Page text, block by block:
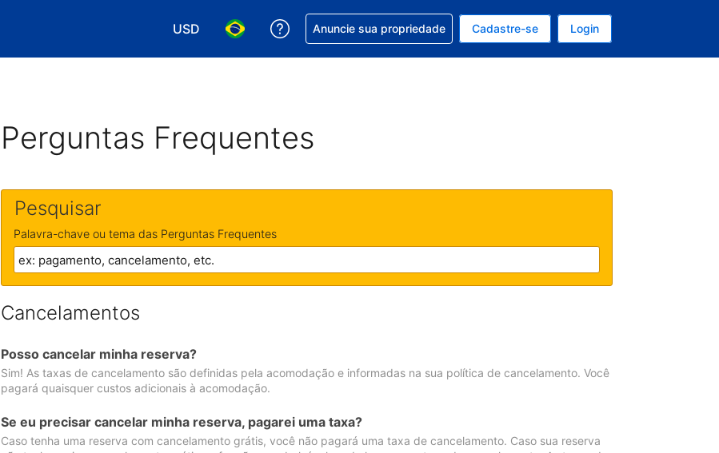
USD
Escolha sua moeda. Atualmente, sua moeda é: Dólar americano
Escolha seu idioma. Atualmente, seu idioma é: Português (Brasil)
Receber ajuda com sua reserva
Anuncie sua propriedade Cadastre-se Login
Perguntas Frequentes
Pesquisar
Palavra-chave ou tema das Perguntas Frequentes
Cancelamentos
Posso cancelar minha reserva?
Sim! As taxas de cancelamento são definidas pela acomodação e informadas na sua política de cancelamento. Você
pagará quaisquer custos adicionais à acomodação.
Se eu precisar cancelar minha reserva, pagarei uma taxa?
Caso tenha uma reserva com cancelamento grátis, você não pagará uma taxa de cancelamento. Caso sua reserva